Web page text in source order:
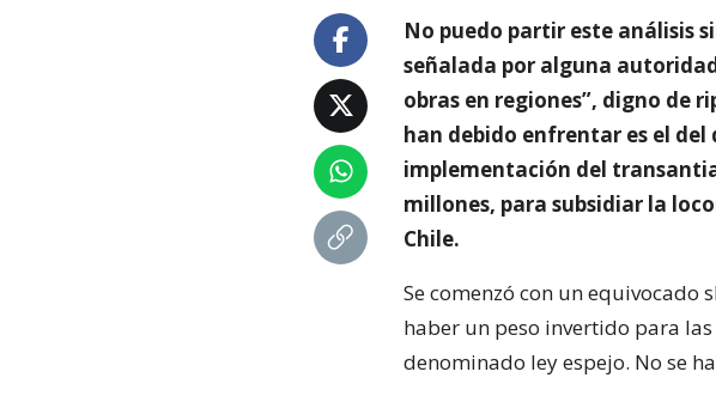
No puedo partir este análisis
señalada por alguna
obras en regiones”, digno de
han debido enfrentar es el
implementación del
millones, para subsidiar la
Chile.
Se comenzó con un equivocado
haber un peso invertido para
denominado ley espejo. No se